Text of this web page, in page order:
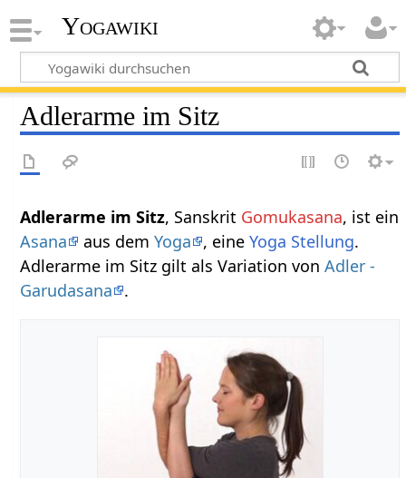
Yogawiki
Adlerarme im Sitz
Adlerarme im Sitz, Sanskrit Gomukasana, ist ein
Asana
aus demYoga , eineYoga Stellung.
Adlerarme im Sitz gilt als Variation vonAdler -
Garudasana
.